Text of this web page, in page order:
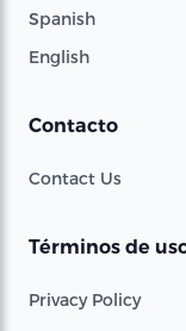
Spanish
English
Contacto
Contact Us
Términos de
Privacy Policy